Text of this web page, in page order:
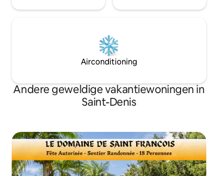
Airconditioning
Andere geweldige vakantiewoningen in
Saint-Denis